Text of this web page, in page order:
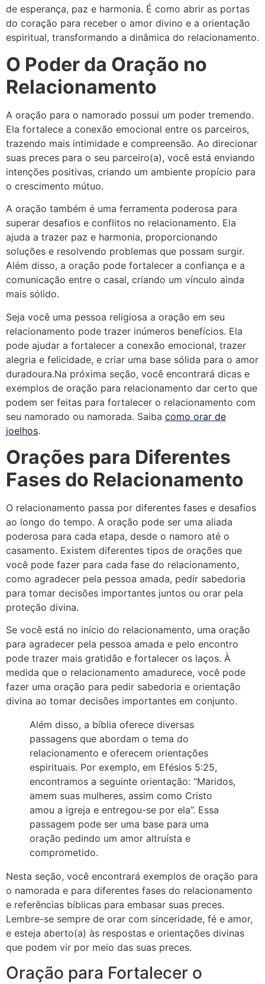
de esperança, paz e harmonia. É como abrir as portas
do coração para receber o amor divino e a orientação
espiritual, transformando a dinâmica do relacionamento.
O Poder da Oração no
Relacionamento
A oração para o namorado possui um poder tremendo.
Ela fortalece a conexão emocional entre os parceiros,
trazendo mais intimidade e compreensão. Ao direcionar
suas preces para o seu parceiro(a), você está enviando
intenções positivas, criando um ambiente propício para
o crescimento mútuo.
A oração também é uma ferramenta poderosa para
superar desafios e conflitos no relacionamento. Ela
ajuda a trazer paz e harmonia, proporcionando
soluções e resolvendo problemas que possam surgir.
Além disso, a oração pode fortalecer a confiança e a
comunicação entre o casal, criando um vínculo ainda
mais sólido.
Seja você uma pessoa religiosa a oração em seu
relacionamento pode trazer inúmeros benefícios. Ela
pode ajudar a fortalecer a conexão emocional, trazer
alegria e felicidade, e criar uma base sólida para o amor
duradoura.Na próxima seção, você encontrará dicas e
exemplos de oração para relacionamento dar certo que
podem ser feitas para fortalecer o relacionamento com
seu namorado ou namorada. Saiba como orar de
joelhos.
Orações para Diferentes
Fases do Relacionamento
O relacionamento passa por diferentes fases e desafios
ao longo do tempo. A oração pode ser uma aliada
poderosa para cada etapa, desde o namoro até o
casamento. Existem diferentes tipos de orações que
você pode fazer para cada fase do relacionamento,
como agradecer pela pessoa amada, pedir sabedoria
para tomar decisões importantes juntos ou orar pela
proteção divina.
Se você está no início do relacionamento, uma oração
para agradecer pela pessoa amada e pelo encontro
pode trazer mais gratidão e fortalecer os laços. À
medida que o relacionamento amadurece, você pode
fazer uma oração para pedir sabedoria e orientação
divina ao tomar decisões importantes em conjunto.
Além disso, a bíblia oferece diversas
passagens que abordam o tema do
relacionamento e oferecem orientações
espirituais. Por exemplo, em Efésios 5:25,
encontramos a seguinte orientação: “Maridos,
amem suas mulheres, assim como Cristo
amou a igreja e entregou-se por ela”. Essa
passagem pode ser uma base para uma
oração pedindo um amor altruísta e
comprometido.
Nesta seção, você encontrará exemplos de oração para
o namorada e para diferentes fases do relacionamento
e referências bíblicas para embasar suas preces.
Lembre-se sempre de orar com sinceridade, fé e amor,
e esteja aberto(a) às respostas e orientações divinas
que podem vir por meio das suas preces.
Oração para Fortalecer o